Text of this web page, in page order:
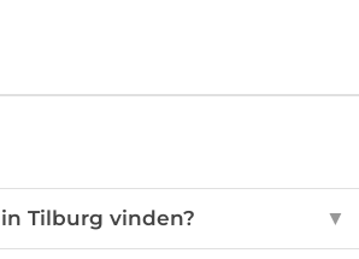
Tilburg vinden? ▼